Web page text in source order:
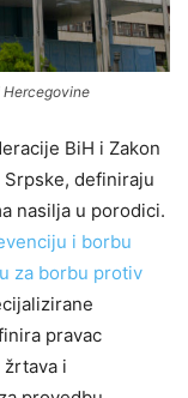
BiH i Zakon
definiraju
nasilja u porodici.
i borbu
za borbu protiv
pravac
i